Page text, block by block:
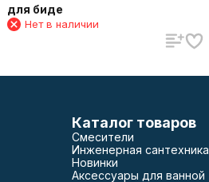
для биде
Нет в наличии
Каталог товаров
Смесители
Инженерная сантехника
Новинки
Аксессуары для ванной